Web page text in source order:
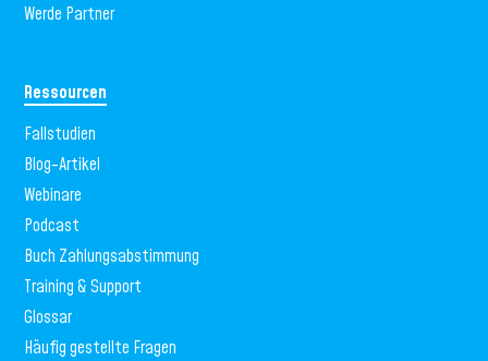
Werde Partner
Ressourcen
Fallstudien
Blog-Artikel
Webinare
Podcast
Buch Zahlungsabstimmung
Training & Support
Glossar
Häufig gestellte Fragen